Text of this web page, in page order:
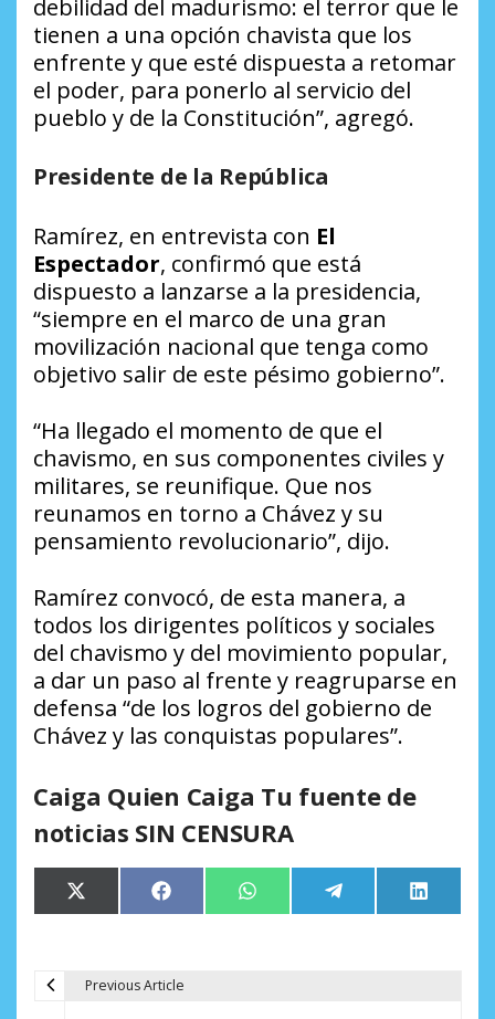
debilidad del madurismo: el terror que le
tienen a una opción chavista que los
enfrente y que esté dispuesta a retomar
el poder, para ponerlo al servicio del
pueblo y de la Constitución”, agregó.
Presidente de la República
Ramírez, en entrevista con El
Espectador, confirmó que está
dispuesto a lanzarse a la presidencia,
“siempre en el marco de una gran
movilización nacional que tenga como
objetivo salir de este pésimo gobierno”.
“Ha llegado el momento de que el
chavismo, en sus componentes civiles y
militares, se reunifique. Que nos
reunamos en torno a Chávez y su
pensamiento revolucionario”, dijo.
Ramírez convocó, de esta manera, a
todos los dirigentes políticos y sociales
del chavismo y del movimiento popular,
a dar un paso al frente y reagruparse en
defensa “de los logros del gobierno de
Chávez y las conquistas populares”.
Caiga Quien Caiga Tu fuente de
noticias SIN CENSURA
Compartir
en
X
(Twitter)
Compartir
en
Facebook Compartir
en
WhatsApp Compartir
en
Telegram
en
LinkedIn
Previous Article